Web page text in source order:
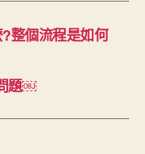
整個流程是如何
題￼